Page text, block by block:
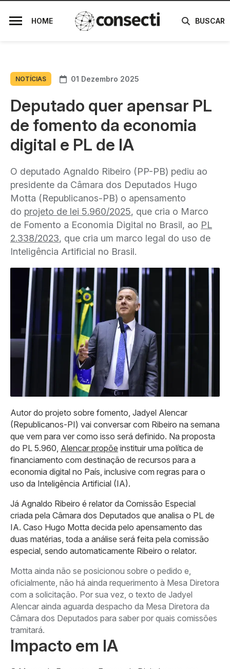
HOME BUSCAR
NOTÍCIAS 01 Dezembro 2025
Deputado quer apensar PL
de fomento da economia
digital e PL de IA
O deputado Agnaldo Ribeiro (PP-PB) pediu ao
presidente da Câmara dos Deputados Hugo
Motta (Republicanos-PB) o apensamento
do projeto de lei 5.960/2025, que cria o Marco
de Fomento a Economia Digital no Brasil, ao PL
2.338/2023, que cria um marco legal do uso de
Inteligência Artificial no Brasil.
Autor do projeto sobre fomento, Jadyel Alencar
(Republicanos-PI) vai conversar com Ribeiro na semana
que vem para ver como isso será definido. Na proposta
do PL 5.960, Alencar propõe instituir uma política de
financiamento com destinação de recursos para a
economia digital no País, inclusive com regras para o
uso da Inteligência Artificial (IA).
Já Agnaldo Ribeiro é relator da Comissão Especial
criada pela Câmara dos Deputados que analisa o PL de
IA. Caso Hugo Motta decida pelo apensamento das
duas matérias, toda a análise será feita pela comissão
especial, sendo automaticamente Ribeiro o relator.
Motta ainda não se posicionou sobre o pedido e,
oficialmente, não há ainda requerimento à Mesa Diretora
com a solicitação. Por sua vez, o texto de Jadyel
Alencar ainda aguarda despacho da Mesa Diretora da
Câmara dos Deputados para saber por quais comissões
tramitará.
Impacto em IA